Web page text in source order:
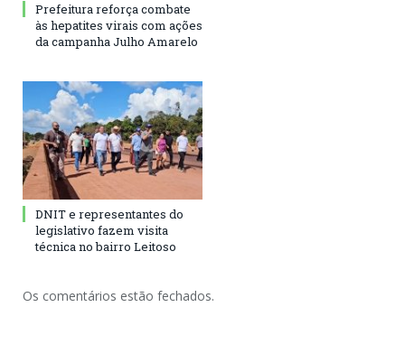
Prefeitura reforça combate
às hepatites virais com ações
da campanha Julho Amarelo
DNIT e representantes do
legislativo fazem visita
técnica no bairro Leitoso
Os comentários estão fechados.